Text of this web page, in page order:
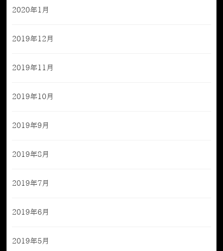
2020年1月
2019年12月
2019年11月
2019年10月
2019年9月
2019年8月
2019年7月
2019年6月
2019年5月